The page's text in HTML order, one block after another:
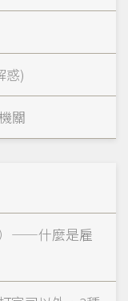
惑)
關
）——什麼是雇